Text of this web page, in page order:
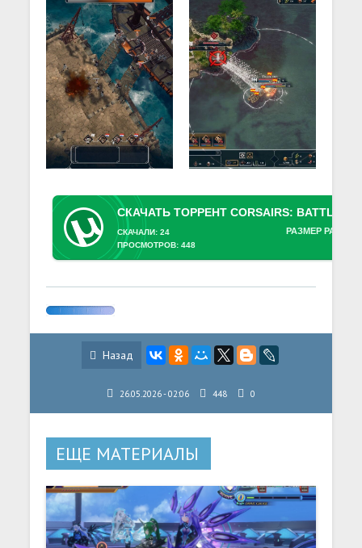
РАЗМЕР
СКАЧАЛИ: 24
ПРОСМОТРОВ: 448
Назад
26.05.2026 - 02:06 448 0
ЕЩЕ МАТЕРИАЛЫ